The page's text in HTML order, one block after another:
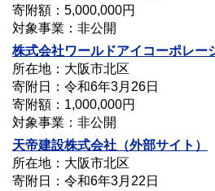
寄附額：5,000,000円
対象事業：非公開
株式会社ワールドアイコーポレー
所在地：大阪市北区
寄附日：令和6年3月26日
寄附額：1,000,000円
対象事業：非公開
天帝建設株式会社（外部サイト）
所在地：大阪市北区
寄附日：令和6年3月22日